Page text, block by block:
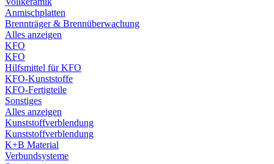
Anmischplatten
Brennträger & Brennüberwachung
Alles anzeigen
KFO
KFO
Hilfsmittel für KFO
KFO-Kunststoffe
KFO-Fertigteile
Sonstiges
Alles anzeigen
Kunststoffverblendung
Kunststoffverblendung
K+B Material
Verbundsysteme